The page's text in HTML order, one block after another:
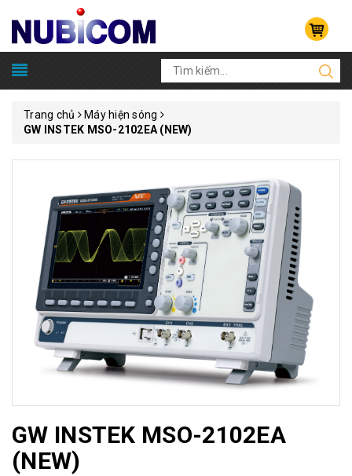
Trang chủ
Máy hiện sóng
GW INSTEK MSO-2102EA (NEW)
GW INSTEK MSO-2102EA
(NEW)